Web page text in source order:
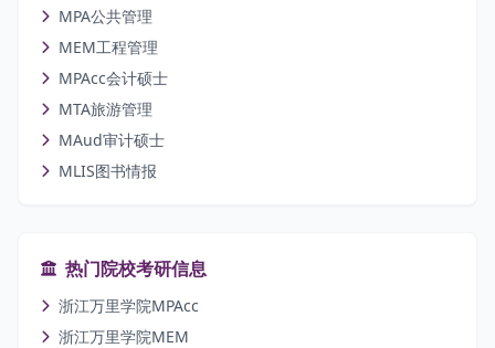
MPA公共管理
MEM工程管理
MPAcc会计硕士
MTA旅游管理
MAud审计硕士
MLIS图书情报
热门院校考研信息
浙江万里学院MPAcc
浙江万里学院MEM